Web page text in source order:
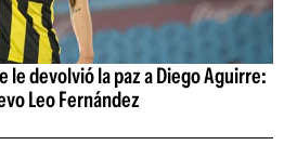
le devolvió la paz a Diego Aguirre:
Leo Fernández